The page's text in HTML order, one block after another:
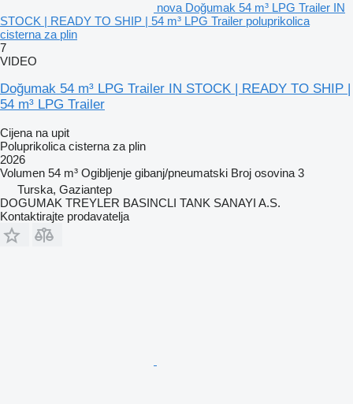
nova Doğumak 54 m³ LPG Trailer IN
STOCK | READY TO SHIP | 54 m³ LPG Trailer poluprikolica
cisterna za plin
7
VIDEO
Doğumak 54 m³ LPG Trailer IN STOCK | READY TO SHIP |
54 m³ LPG Trailer
Cijena na upit
Poluprikolica cisterna za plin
2026
Volumen 54 m³ Ogibljenje gibanj/pneumatski Broj osovina 3
Turska, Gaziantep
DOGUMAK TREYLER BASINCLI TANK SANAYI A.S.
Kontaktirajte prodavatelja